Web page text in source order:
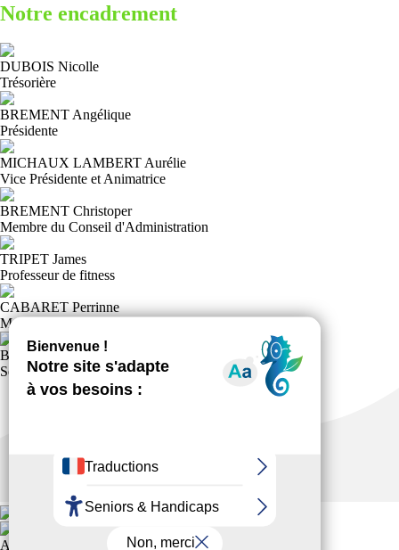
Notre encadrement
DUBOIS Nicolle
Trésorière
BREMENT Angélique
Présidente
MICHAUX LAMBERT Aurélie
Vice Présidente et Animatrice
BREMENT Christoper
Membre du Conseil d'Administration
TRIPET James
Professeur de fitness
CABARET Perrinne
Membre du Conseil d'administration
BREMENT Océane
Secrétaire et Animatrice
ASSOCIATION DETENTE, SPORTS ET LOISIRS